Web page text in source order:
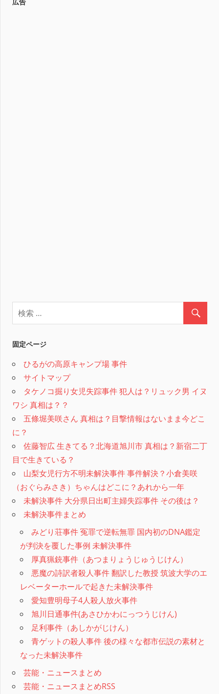
広告
固定ページ
ひるがの高原キャンプ場 事件
サイトマップ
タケノコ掘り女児失踪事件 犯人は？リュック男 イヌ
ワシ 真相は？？
五條堀美咲さん 真相は？目撃情報はないまま今どこ
に？
佐藤智広 生きてる？北海道旭川市 真相は？新宿二丁
目で生きている？
山梨女児行方不明未解決事件 事件解決？小倉美咲
（おぐらみさき）ちゃんはどこに？あれから一年
未解決事件 大分県日出町主婦失踪事件 その後は？
未解決事件まとめ
みどり荘事件 冤罪で逆転無罪 国内初のDNA鑑定
が判決を覆した事例 未解決事件
厚真猟銃事件（あつまりょうじゅうじけん）
悪魔の詩訳者殺人事件 翻訳した教授 筑波大学のエ
レベーターホールで起きた未解決事件
愛知豊明母子4人殺人放火事件
旭川日通事件(あさひかわにっつうじけん)
足利事件（あしかがじけん）
青ゲットの殺人事件 後の様々な都市伝説の素材と
なった未解決事件
芸能・ニュースまとめ
芸能・ニュースまとめRSS